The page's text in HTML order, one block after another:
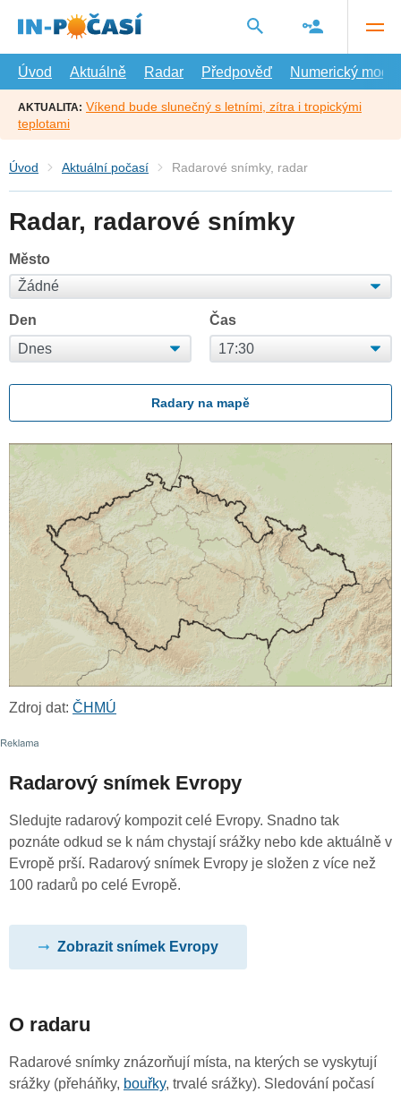
hlavní
Úvod
Aktuálně Radar Předpověď Numerický model
AKTUALITA: Víkend bude slunečný s letními, zítra i tropickými
teplotami
Úvod Aktuální počasí Radarové snímky, radar
Radar, radarové snímky
Město
Den Čas
Radary na mapě
Zdroj dat: ČHMÚ
Radarový snímek Evropy
Sledujte radarový kompozit celé Evropy. Snadno tak
poznáte odkud se k nám chystají srážky nebo kde aktuálně v
Evropě prší. Radarový snímek Evropy je složen z více než
100 radarů po celé Evropě.
Zobrazit snímek Evropy
O radaru
Radarové snímky znázorňují místa, na kterých se vyskytují
srážky (přeháňky, bouřky, trvalé srážky). Sledování počasí